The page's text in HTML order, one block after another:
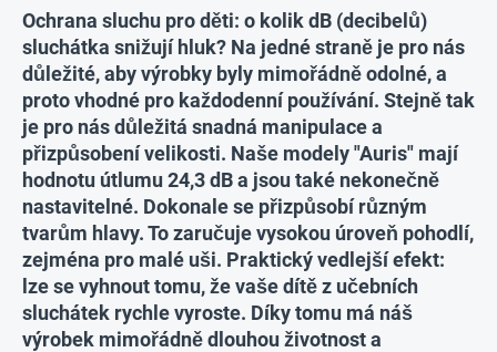
Ochrana sluchu pro děti: o kolik dB (decibelů)
sluchátka snižují hluk? Na jedné straně je pro nás
důležité, aby výrobky byly mimořádněodolné, a
proto vhodné pro každodenní používání. Stejně tak
je pro nás důležitá snadná manipulace a
přizpůsobení velikosti. Naše modely "Auris" mají
hodnotu útlumu 24,3 dB a jsou také nekonečně
nastavitelné. Dokonale se přizpůsobí různým
tvarům hlavy. To zaručuje vysokou úroveň pohodlí,
zejména pro malé uši. Praktický vedlejší efekt:
lze se vyhnout tomu, že vaše dítě z učebních
sluchátek rychle vyroste. Díky tomu má náš
výrobek mimořádně dlouhouživotnosta